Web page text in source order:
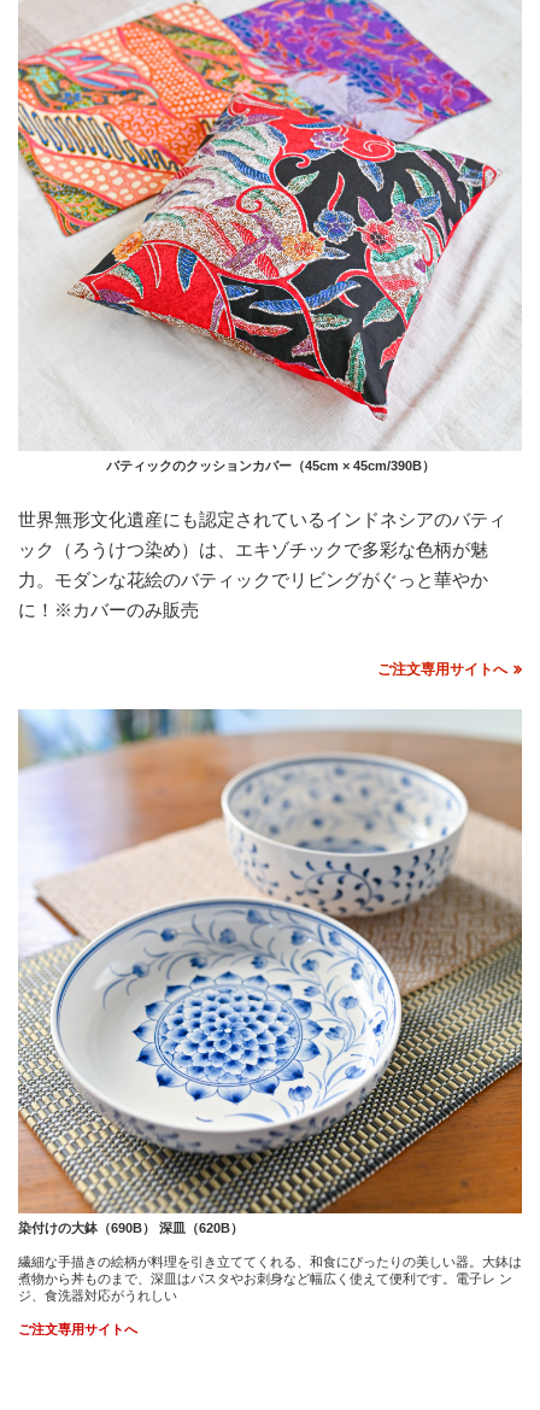
バティックのクッションカバー（45cm × 45cm/390B）
世界無形文化遺産にも認定されているインドネシアのバティ
ック（ろうけつ染め）は、エキゾチックで多彩な色柄が魅
力。モダンな花絵のバティックでリビングがぐっと華やか
に！※カバーのみ販売
ご注文専用サイトへ
染付けの大鉢（690B） 深皿（620B）
繊細な手描きの絵柄が料理を引き立ててくれる、和食にぴったりの美しい器。大鉢は
煮物から丼ものまで、深皿はパスタやお刺身など幅広く使えて便利です。電子レ ン
ジ、食洗器対応がうれしい
ご注文専用サイトへ